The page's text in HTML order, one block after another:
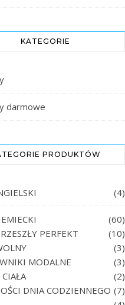
KATEGORIE
darmowe
PRODUKTÓW
(4)
(60)
PERFEKT
(10)
(3)
MODALNE
(3)
CIAŁA
(2)
DNIA CODZIENNEGO (7)